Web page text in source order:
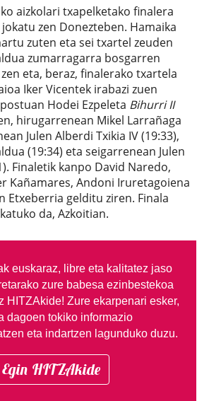
aizkolari txapelketako finalera
zen Donezteben. Hamaika
zuten eta sei txartel zeuden
zumarragarra bosgarren
eta, beraz, finalerako txartela
Iker Vicentek irabazi zuen
Hodei Ezpeleta Bihurri II
hirugarrenean Mikel Larrañaga
Julen Alberdi Txikia IV (19:33),
(19:34) eta seigarrenean Julen
Finaletik kanpo David Naredo,
Kañamares, Andoni Iruretagoiena
Etxeberria gelditu ziren. Finala
da, Azkoitian.
euskaraz, libre eta kalitatez jaso
zure babesa ezinbestekoa
HITZAkide! Zure ekarpenari esker,
dagoen tokiko informazio
eta indartzen lagunduko duzu.
Egin HITZAkide